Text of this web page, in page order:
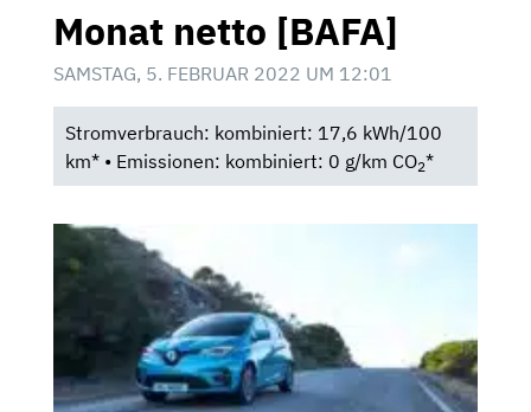
Monat netto [BAFA]
SAMSTAG, 5. FEBRUAR 2022 UM 12:01
Stromverbrauch: kombiniert: 17,6 kWh/100
km* • Emissionen: kombiniert: 0 g/km CO2*